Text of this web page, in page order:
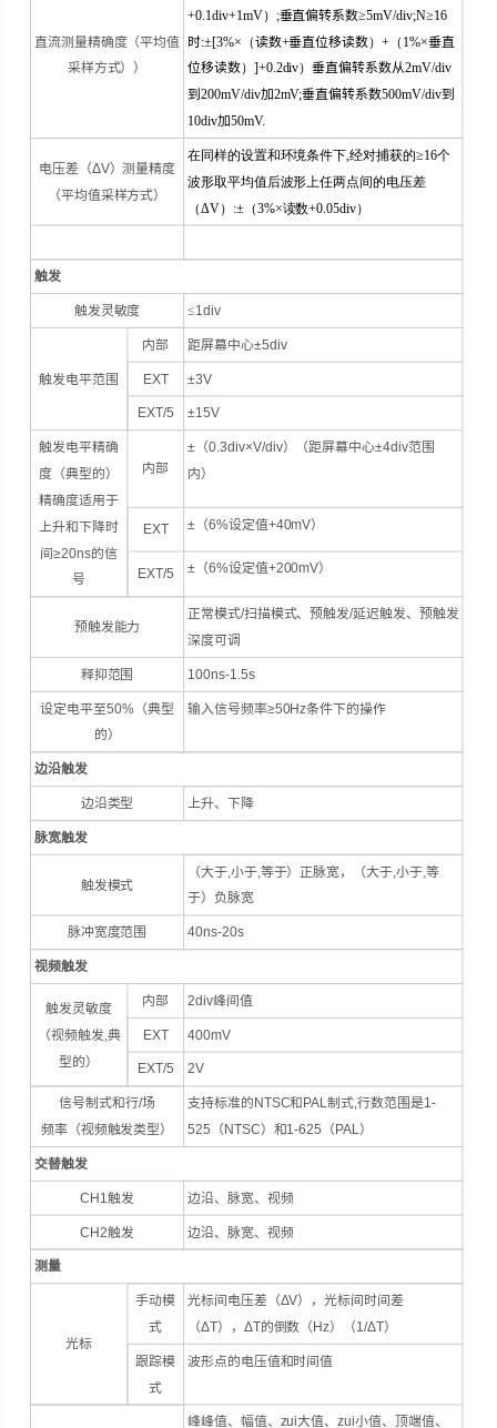
直流测量精确度（平均值
采样方式））
+0.1div+1mV）;垂直偏转系数≥5mV/div;N≥16
时:±[3%×（读数+垂直位移读数）+（1%×垂直
位移读数）]+0.2div）垂直偏转系数从2mV/div
到200mV/div加2mV;垂直偏转系数500mV/div到
10div加50mV.
电压差（ΔV）测量精度
（平均值采样方式）
在同样的设置和环境条件下,经对捕获的≥16个
波形取平均值后波形上任两点间的电压差
（ΔV）:±（3%×读数+0.05div）
触发
触发灵敏度 ≤1div
触发电平范围
内部 距屏幕中心±5div
EXT ±3V
EXT/5 ±15V
触发电平精确
度（典型的）
精确度适用于
上升和下降时
间≥20ns的信
号
内部
±（0.3div×V/div）（距屏幕中心±4div范围
内）
EXT ±（6%设定值+40mV）
EXT/5 ±（6%设定值+200mV）
预触发能力
正常模式/扫描模式、预触发/延迟触发、预触发
深度可调
释抑范围 100ns-1.5s
设定电平至50%（典型
的）
输入信号频率≥50Hz条件下的操作
边沿触发
边沿类型 上升、下降
脉宽触发
触发模式
（大于,小于,等于）正脉宽，（大于,小于,等
于）负脉宽
脉冲宽度范围 40ns-20s
视频触发
触发灵敏度
（视频触发,典
型的）
内部 2div峰间值
EXT 400mV
EXT/5 2V
信号制式和行/场
频率（视频触发类型）
支持标准的NTSC和PAL制式,行数范围是1-
525（NTSC）和1-625（PAL）
交替触发
CH1触发 边沿、脉宽、视频
CH2触发 边沿、脉宽、视频
测量
光标
手动模
式
光标间电压差（ΔV），光标间时间差
（ΔT），ΔT的倒数（Hz）（1/ΔT）
跟踪模
式
波形点的电压值和时间值
峰峰值、幅值、zui大值、zui小值、顶端值、